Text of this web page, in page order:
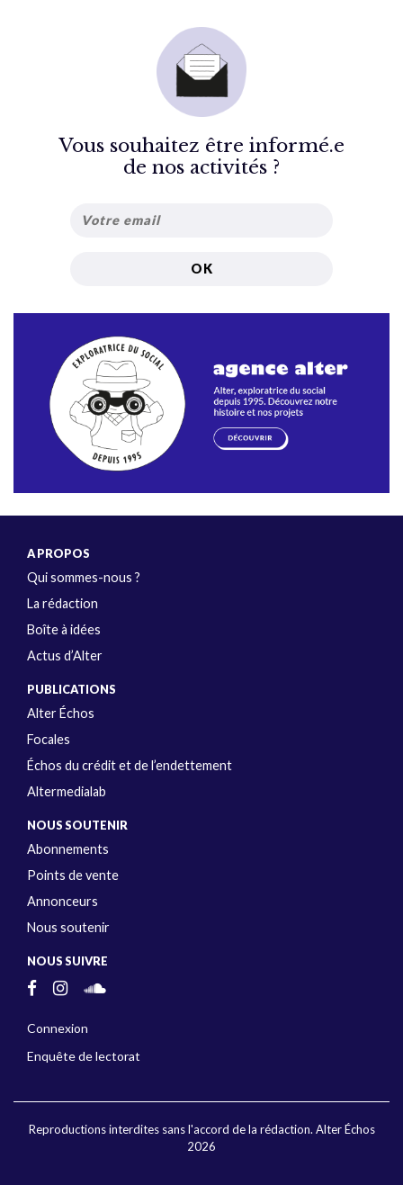
Vous souhaitez être informé.e
de nos activités ?
A PROPOS
Qui sommes-nous ?
La rédaction
Boîte à idées
Actus d’Alter
PUBLICATIONS
Alter Échos
Focales
Échos du crédit et de l’endettement
Altermedialab
NOUS SOUTENIR
Abonnements
Points de vente
Annonceurs
Nous soutenir
NOUS SUIVRE
Connexion
Enquête de lectorat
Reproductions interdites sans l'accord de la rédaction. Alter Échos
2026